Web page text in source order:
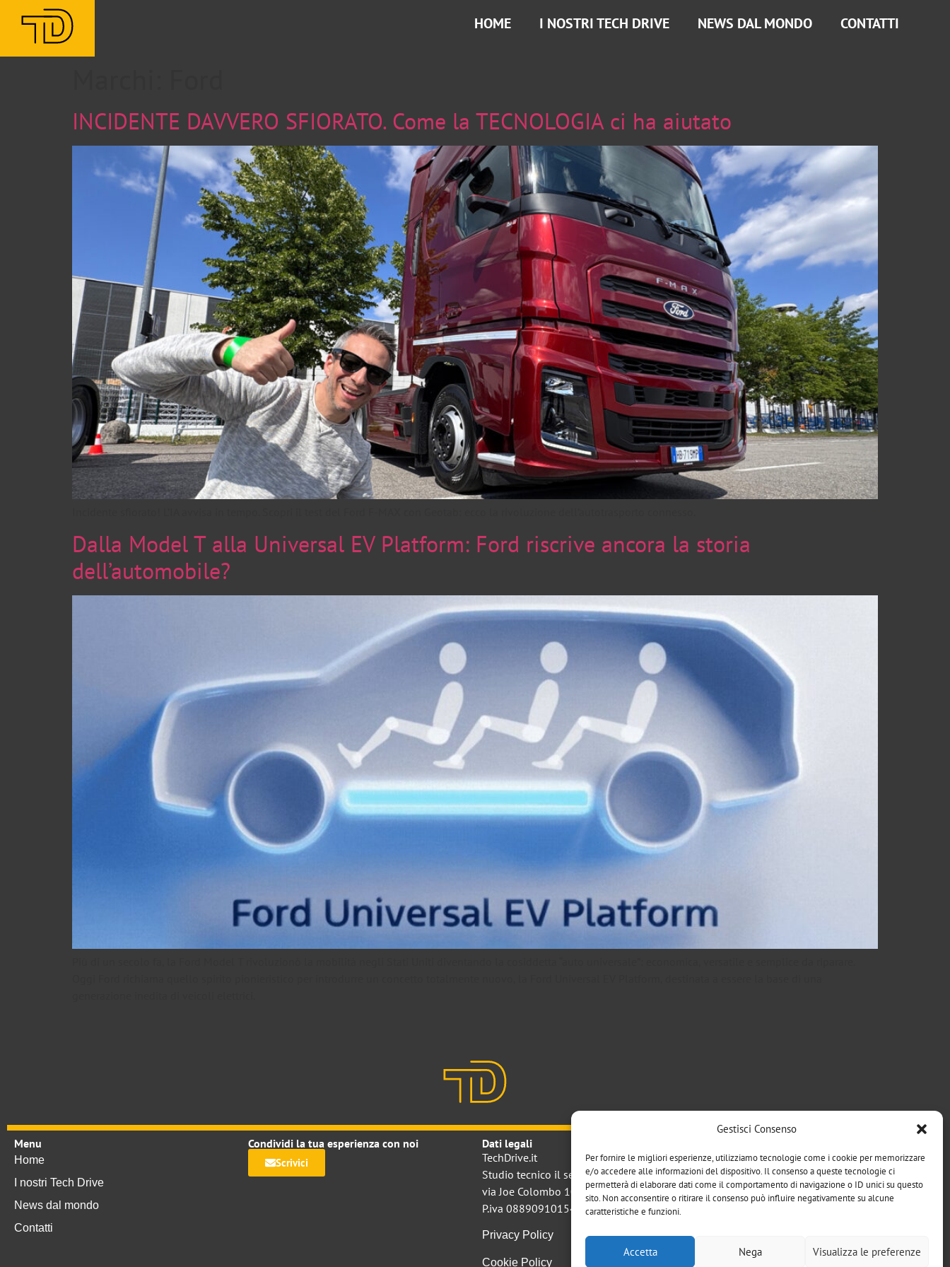
Gestisci Consenso
Per fornire le migliori esperienze, utilizziamo tecnologie come i cookie per memorizzare
e/o accedere alle informazioni del dispositivo. Il consenso a queste tecnologie ci
permetterà di elaborare dati come il comportamento di navigazione o ID unici su questo
sito. Non acconsentire o ritirare il consenso può influire negativamente su alcune
caratteristiche e funzioni.
Accetta Nega Visualizza le preferenze
HOME I NOSTRI TECH DRIVE NEWS DAL MONDO CONTATTI
INCIDENTE DAVVERO SFIORATO. Come la TECNOLOGIA ci ha aiutato
Dalla Model T alla Universal EV Platform: Ford riscrive ancora la storia
dell’automobile?
Menu
Home
I nostri Tech Drive
News dal mondo
Contatti
Condividi la tua esperienza con noi
Scrivici
Dati legali
TechDrive.it
Studio tecnico il sestante srl
via Joe Colombo 10 20124 Milano
P.iva 08890910154
Privacy Policy
Cookie Policy